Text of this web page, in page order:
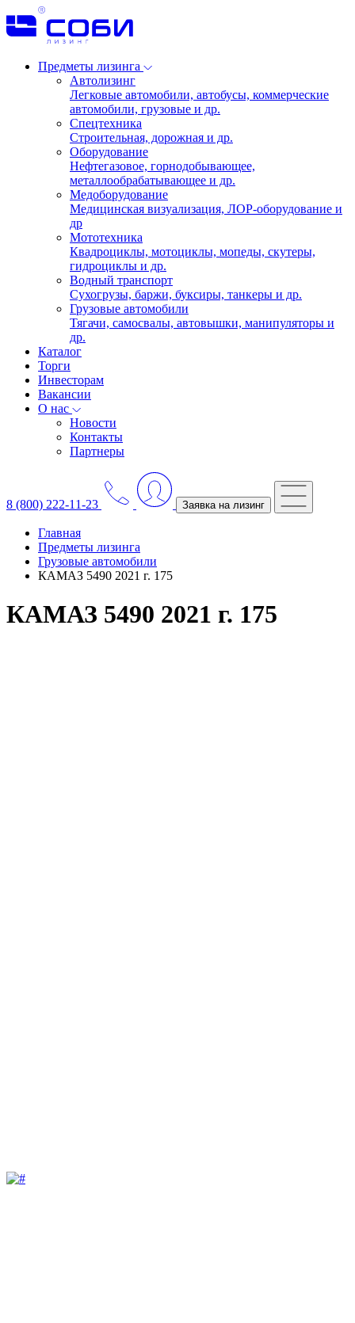
Предметы лизинга
Автолизинг
Легковые автомобили, автобусы, коммерческие
автомобили, грузовые и др.
Спецтехника
Строительная, дорожная и др.
Оборудование
Нефтегазовое, горнодобывающее,
металлообрабатывающее и др.
Медоборудование
Медицинская визуализация, ЛОР-оборудование и
др
Мототехника
Квадроциклы, мотоциклы, мопеды, скутеры,
гидроциклы и др.
Водный транспорт
Сухогрузы, баржи, буксиры, танкеры и др.
Грузовые автомобили
Тягачи, самосвалы, автовышки, манипуляторы и
др.
Каталог
Торги
Инвесторам
Вакансии
О нас
Новости
Контакты
Партнеры
8 (800) 222-11-23 Заявка на лизинг
Главная
Предметы лизинга
Грузовые автомобили
КАМАЗ 5490 2021 г. 175
КАМАЗ 5490 2021 г. 175